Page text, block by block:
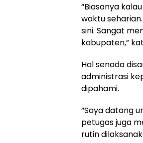
“Biasanya
waktu
sini. Sangat
kabupaten,”
Hal senada
administrasi
dipahami.
“Saya datang
petugas juga
rutin